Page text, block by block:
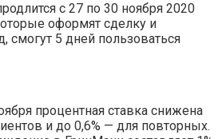
с 27 по 30 ноября 2020
оформят сделку и
смогут 5 дней пользоваться
процентная ставка снижена
и до 0,6% — для повторных.